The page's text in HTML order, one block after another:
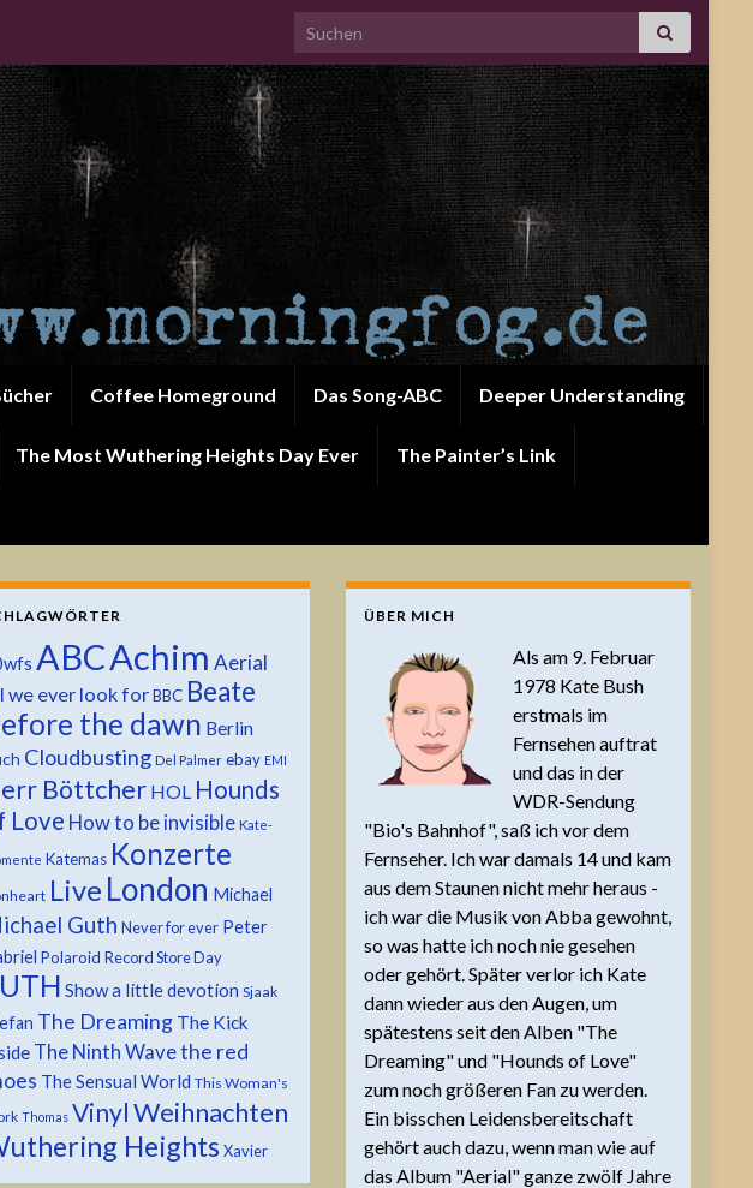
Search for:
Coffee Homeground Das Song-ABC Deeper Understanding
The Most Wuthering Heights Day Ever The Painter’s Link
ABCAchim Aerial
we ever look forBBC Beate
the dawn Berlin
Cloudbusting Del Palmer ebay EMI
Böttcher HOL Hounds
Love How to be invisible Kate-
Katemas Konzerte
Live London Michael
Guth Never for ever Peter
Polaroid Record Store Day
Show a little devotion Sjaak
The Dreaming The Kick
The Ninth Wavethe red
The Sensual World This Woman's
Thomas VinylWeihnachten
Heights Xavier
ÜBER MICH
Als am 9. Februar
1978 Kate Bush
erstmals im
Fernsehen auftrat
und das in der
WDR-Sendung
"Bio's Bahnhof", saß ich vor dem
Fernseher. Ich war damals 14 und kam
aus dem Staunen nicht mehr heraus -
ich war die Musik von Abba gewohnt,
so was hatte ich noch nie gesehen
oder gehört. Später verlor ich Kate
dann wieder aus den Augen, um
spätestens seit den Alben "The
Dreaming" und "Hounds of Love"
zum noch größeren Fan zu werden.
Ein bisschen Leidensbereitschaft
gehört auch dazu, wenn man wie auf
das Album "Aerial" ganze zwölf Jahre